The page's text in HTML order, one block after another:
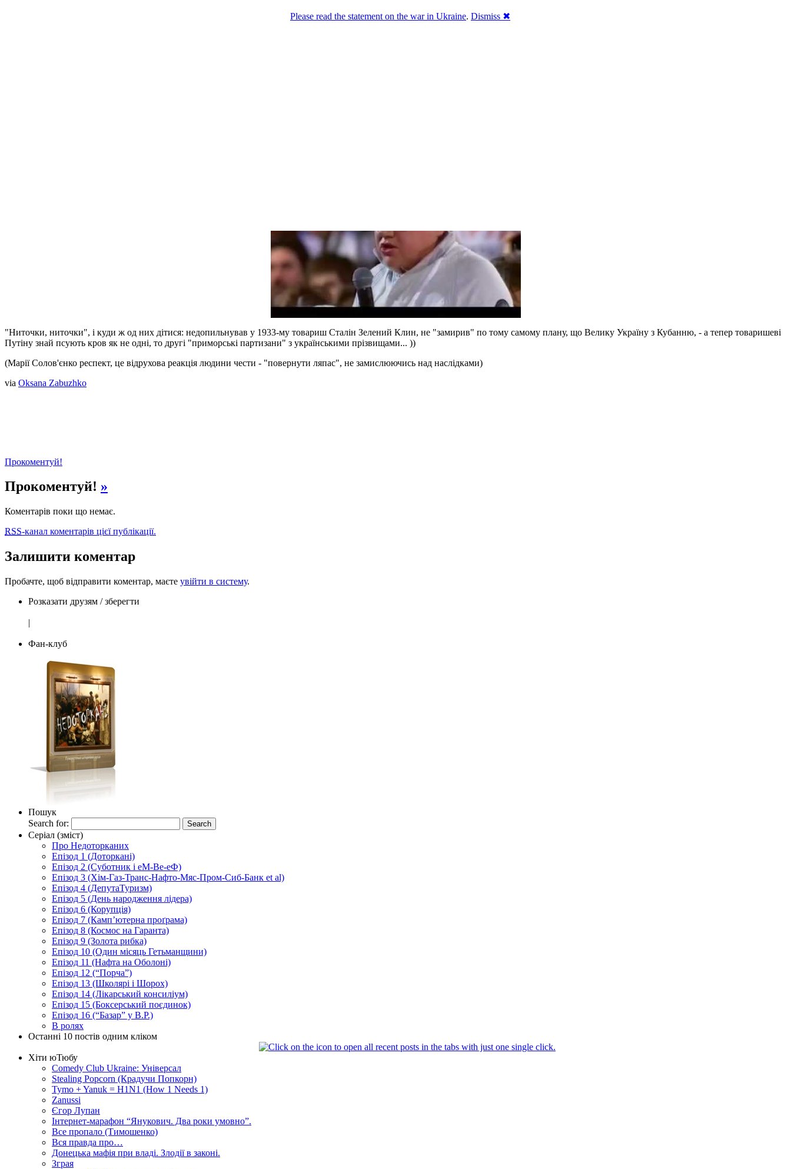
"Ниточки, ниточки", і куди ж од них дітися: недопильнував у 1933-му товариш Сталін Зелений Клин, не "замирив" по тому самому плану, що Велику Україну з Кубанню, - а тепер товаришеві
Путіну знай псують кров як не одні, то другі "приморські партизани" з українськими прізвищами... ))
(Марії Солов'єнко респект, це відрухова реакція людини чести - "повернути ляпас", не замислюючись над наслідками)
via Oksana Zabuzhko
Прокоментуй!
Прокоментуй! »
Коментарів поки що немає.
RSS-канал коментарів цієї публікації.
Залишити коментар
Пробачте, щоб відправити коментар, маєте увійти в систему.
Розказати друзям / зберегти
|
Фан-клуб
Пошук
Search for:
Серіал (зміст)
Про Недоторканих
Епізод 1 (Доторкані)
Епізод 2 (Суботник і еМ-Ве-еФ)
Епізод 3 (Хім-Газ-Транс-Нафто-Мяс-Пром-Сиб-Банк et al)
Епізод 4 (ДепутаТуризм)
Епізод 5 (День народження лідера)
Епізод 6 (Корупція)
Епізод 7 (Камп’ютерна проґрама)
Епізод 8 (Космос на Гаранта)
Епізод 9 (Золота рибка)
Епізод 10 (Один місяць Гетьманщини)
Епізод 11 (Нафта на Оболоні)
Епізод 12 (“Порча”)
Епізод 13 (Школярі і Шорох)
Епізод 14 (Лікарський консиліум)
Епізод 15 (Боксерський поєдинок)
Епізод 16 (“Базар” у В.Р.)
В ролях
Останні 10 постів одним кліком
Хіти юТюбу
Comedy Club Ukraine: Універсал
Stealing Popcorn (Крадучи Попкорн)
Tymo + Yanuk = H1N1 (How 1 Needs 1)
Zanussi
Єгор Лупан
Інтернет-марафон “Янукович. Два роки умовно”.
Все пропало (Тимошенко)
Вся правда про…
Донецька мафія при владі. Злодії в законі.
Зграя
Please read the statement on the war in Ukraine. Dismiss ✖